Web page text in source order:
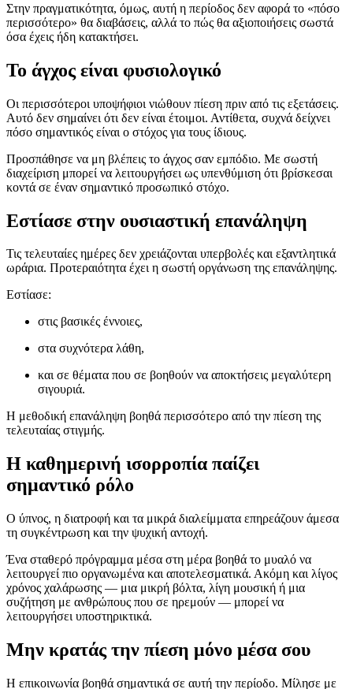
Στην πραγματικότητα, όμως, αυτή η περίοδος δεν αφορά το «πόσο
περισσότερο» θα διαβάσεις, αλλά το πώς θα αξιοποιήσεις σωστά
όσα έχεις ήδη κατακτήσει.
Το άγχος είναι φυσιολογικό
Οι περισσότεροι υποψήφιοι νιώθουν πίεση πριν από τις εξετάσεις.
Αυτό δεν σημαίνει ότι δεν είναι έτοιμοι. Αντίθετα, συχνά δείχνει
πόσο σημαντικός είναι ο στόχος για τους ίδιους.
Προσπάθησε να μη βλέπεις το άγχος σαν εμπόδιο. Με σωστή
διαχείριση μπορεί να λειτουργήσει ως υπενθύμιση ότι βρίσκεσαι
κοντά σε έναν σημαντικό προσωπικό στόχο.
Εστίασε στην ουσιαστική επανάληψη
Τις τελευταίες ημέρες δεν χρειάζονται υπερβολές και εξαντλητικά
ωράρια. Προτεραιότητα έχει η σωστή οργάνωση της επανάληψης.
Εστίασε:
στις βασικές έννοιες,
στα συχνότερα λάθη,
και σε θέματα που σε βοηθούν να αποκτήσεις μεγαλύτερη
σιγουριά.
Η μεθοδική επανάληψη βοηθά περισσότερο από την πίεση της
τελευταίας στιγμής.
Η καθημερινή ισορροπία παίζει
σημαντικό ρόλο
Ο ύπνος, η διατροφή και τα μικρά διαλείμματα επηρεάζουν άμεσα
τη συγκέντρωση και την ψυχική αντοχή.
Ένα σταθερό πρόγραμμα μέσα στη μέρα βοηθά το μυαλό να
λειτουργεί πιο οργανωμένα και αποτελεσματικά. Ακόμη και λίγος
χρόνος χαλάρωσης — μια μικρή βόλτα, λίγη μουσική ή μια
συζήτηση με ανθρώπους που σε ηρεμούν — μπορεί να
λειτουργήσει υποστηρικτικά.
Μην κρατάς την πίεση μόνο μέσα σου
Η επικοινωνία βοηθά σημαντικά σε αυτή την περίοδο. Μίλησε με